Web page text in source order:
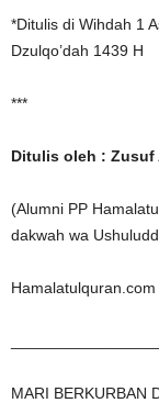
*Ditulis di Wihdah 1
Dzulqo’dah 1439 H
***
Ditulis oleh : Zusuf
(Alumni PP
dakwah wa
Hamalatulquran.com
MARI BERKURBAN